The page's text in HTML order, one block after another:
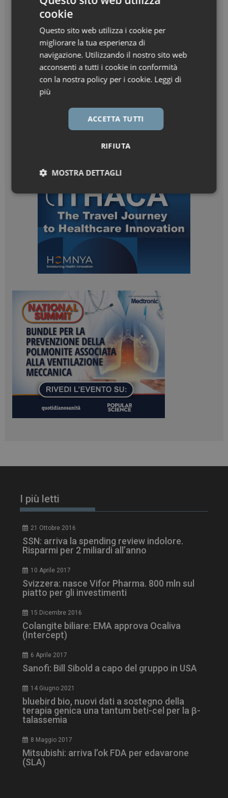
I più letti
21 Ottobre 2016
SSN: arriva la spending review indolore.
Risparmi per 2 miliardi all’anno
10 Aprile 2017
Svizzera: nasce Vifor Pharma. 800 mln sul
piatto per gli investimenti
15 Dicembre 2016
Colangite biliare: EMA approva Ocaliva
(Intercept)
6 Aprile 2017
Sanofi: Bill Sibold a capo del gruppo in USA
14 Giugno 2021
bluebird bio, nuovi dati a sostegno della
terapia genica una tantum beti-cel per la β-
talassemia
8 Maggio 2017
Mitsubishi: arriva l’ok FDA per edavarone
(SLA)
cookie
Questo sito web utilizza i cookie per
migliorare la tua esperienza di
navigazione. Utilizzando il nostro sito web
acconsenti a tutti i cookie in conformità
con la nostra policy per i cookie. Leggi di
più
ACCETTA TUTTI
RIFIUTA
MOSTRA DETTAGLI
Necessari Marketing
Necessari Marketing
sito web abilitandone funzionalità di base quali la
navigazione sulle pagine e l'accesso alle aree
protette del sito. Il sito web non è in grado di
funzionare correttamente senza questi cookie.
NOME
FORNITORE / DOMINIO
_ga
Google LLC
.dailyhealthindustry.it
PHPSESSID
PHP.net
www.dailyhealthindustry.it